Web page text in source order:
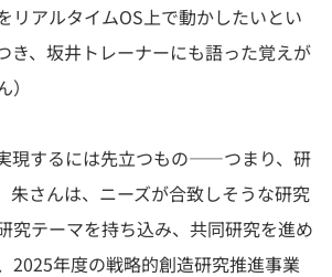
リアルタイムOS上で動かしたいとい
き、坂井トレーナーにも語った覚えが
現するには先立つもの――つまり、研
朱さんは、ニーズが合致しそうな研究
究テーマを持ち込み、共同研究を進め
2025年度の戦略的創造研究推進事業